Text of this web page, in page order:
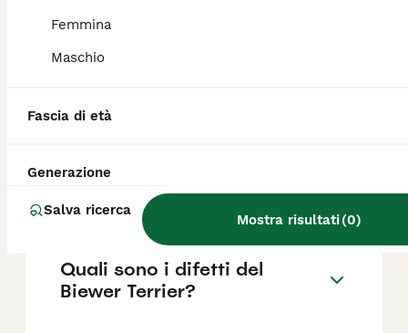
Femmina
Maschio
Fascia di età
Generazione
Salva ricerca
Mostra risultati(0)
dell'allevatore e la posizione.
Biewer Terrier?
Qual è il carattere del Biewer
Terrier?
Quali sono i difetti del
Biewer Terrier?